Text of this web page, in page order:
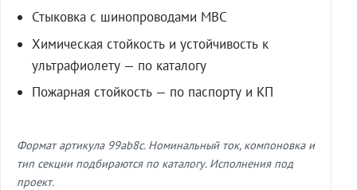
Стыковка с шинопроводами МВС
Химическая стойкость и устойчивость к
ультрафиолету — по каталогу
Пожарная стойкость — по паспорту и КП
Формат артикула 99ab8c. Номинальный ток, компоновка и
тип секции подбираются по каталогу. Исполнения под
проект.